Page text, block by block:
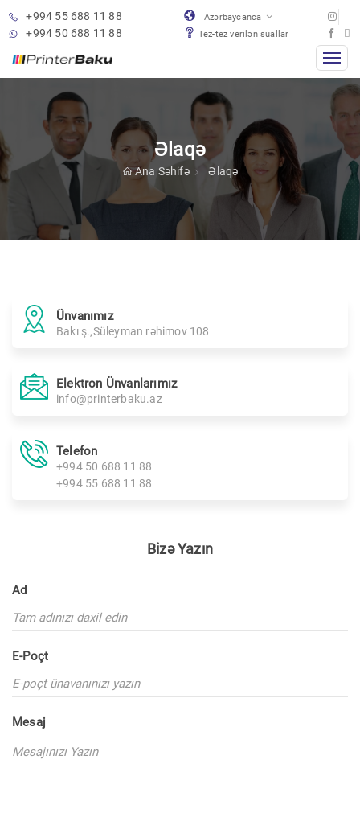
+994 55 688 11 88
+994 50 688 11 88
Azərbaycanca
Tez-tez verilən suallar
Əlaqə
Ana Səhifə Əlaqə
Ünvanımız
Bakı ş.,Süleyman rəhimov 108
Elektron Ünvanlarımız
info@printerbaku.az
Telefon
+994 50 688 11 88
+994 55 688 11 88
Bizə Yazın
Ad
E-Poçt
Mesaj